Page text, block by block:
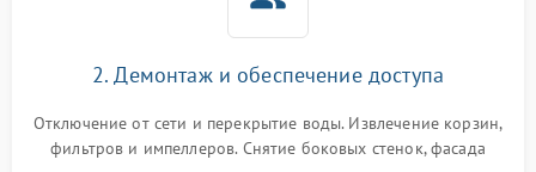
2. Демонтаж и обеспечение доступа
Отключение от сети и перекрытие воды. Извлечение корзин,
фильтров и импеллеров. Снятие боковых стенок, фасада